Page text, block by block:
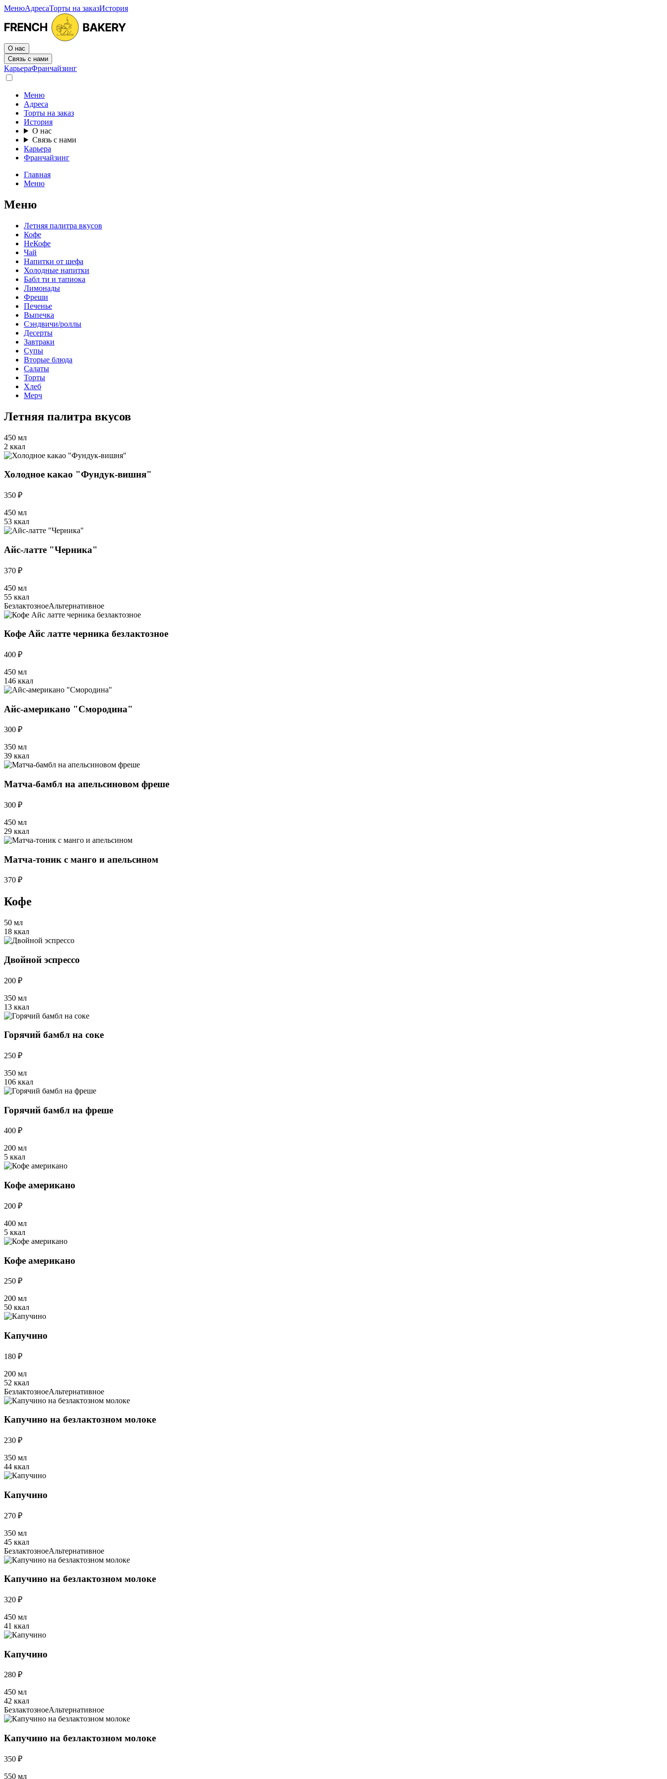
МенюАдресаТорты на заказИстория
О нас
Связь с нами
КарьераФранчайзинг
Меню
Адреса
Торты на заказ
История
О нас
Связь с нами
Карьера
Франчайзинг
Главная
Меню
Меню
Летняя палитра вкусов
Кофе
НеКофе
Чай
Напитки от шефа
Холодные напитки
Бабл ти и тапиока
Лимонады
Фреши
Печенье
Выпечка
Сэндвичи/роллы
Десерты
Завтраки
Супы
Вторые блюда
Салаты
Торты
Хлеб
Мерч
Летняя палитра вкусов
450 мл
2 ккал
Холодное какао "Фундук-вишня"
350 ₽
450 мл
53 ккал
Айс-латте "Черника"
370 ₽
450 мл
55 ккал
БезлактозноеАльтернативное
Кофе Айс латте черника безлактозное
400 ₽
450 мл
146 ккал
Айс-американо "Смородина"
300 ₽
350 мл
39 ккал
Матча-бамбл на апельсиновом фреше
300 ₽
450 мл
29 ккал
Матча-тоник с манго и апельсином
370 ₽
Кофе
50 мл
18 ккал
Двойной эспрессо
200 ₽
350 мл
13 ккал
Горячий бамбл на соке
250 ₽
350 мл
106 ккал
Горячий бамбл на фреше
400 ₽
200 мл
5 ккал
Кофе американо
200 ₽
400 мл
5 ккал
Кофе американо
250 ₽
200 мл
50 ккал
Капучино
180 ₽
200 мл
52 ккал
БезлактозноеАльтернативное
Капучино на безлактозном молоке
230 ₽
350 мл
44 ккал
Капучино
270 ₽
350 мл
45 ккал
БезлактозноеАльтернативное
Капучино на безлактозном молоке
320 ₽
450 мл
41 ккал
Капучино
280 ₽
450 мл
42 ккал
БезлактозноеАльтернативное
Капучино на безлактозном молоке
350 ₽
550 мл